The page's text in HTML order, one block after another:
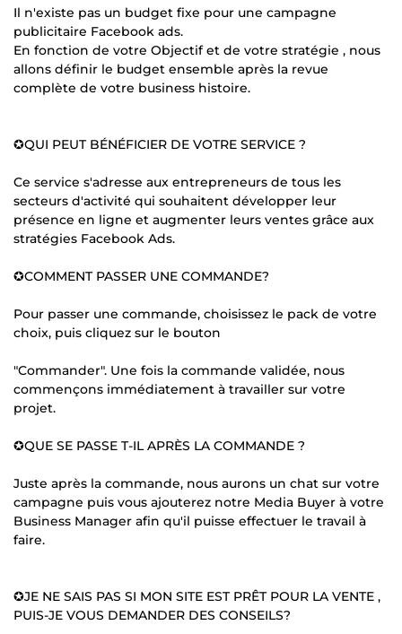
Il n'existe pas un budget fixe pour une campagne
publicitaire Facebook ads.
En fonction de votre Objectif et de votre stratégie , nous
allons définir le budget ensemble après la revue
complète de votre business histoire.
✪QUI PEUT BÉNÉFICIER DE VOTRE SERVICE ?
Ce service s'adresse aux entrepreneurs de tous les
secteurs d'activité qui souhaitent développer leur
présence en ligne et augmenter leurs ventes grâce aux
stratégies Facebook Ads.
✪COMMENT PASSER UNE COMMANDE?
Pour passer une commande, choisissez le pack de votre
choix, puis cliquez sur le bouton
"Commander". Une fois la commande validée, nous
commençons immédiatement à travailler sur votre
projet.
✪QUE SE PASSE T-IL APRÈS LA COMMANDE ?
Juste après la commande, nous aurons un chat sur votre
campagne puis vous ajouterez notre Media Buyer à votre
Business Manager afin qu'il puisse effectuer le travail à
faire.
✪JE NE SAIS PAS SI MON SITE EST PRÊT POUR LA VENTE ,
PUIS-JE VOUS DEMANDER DES CONSEILS?